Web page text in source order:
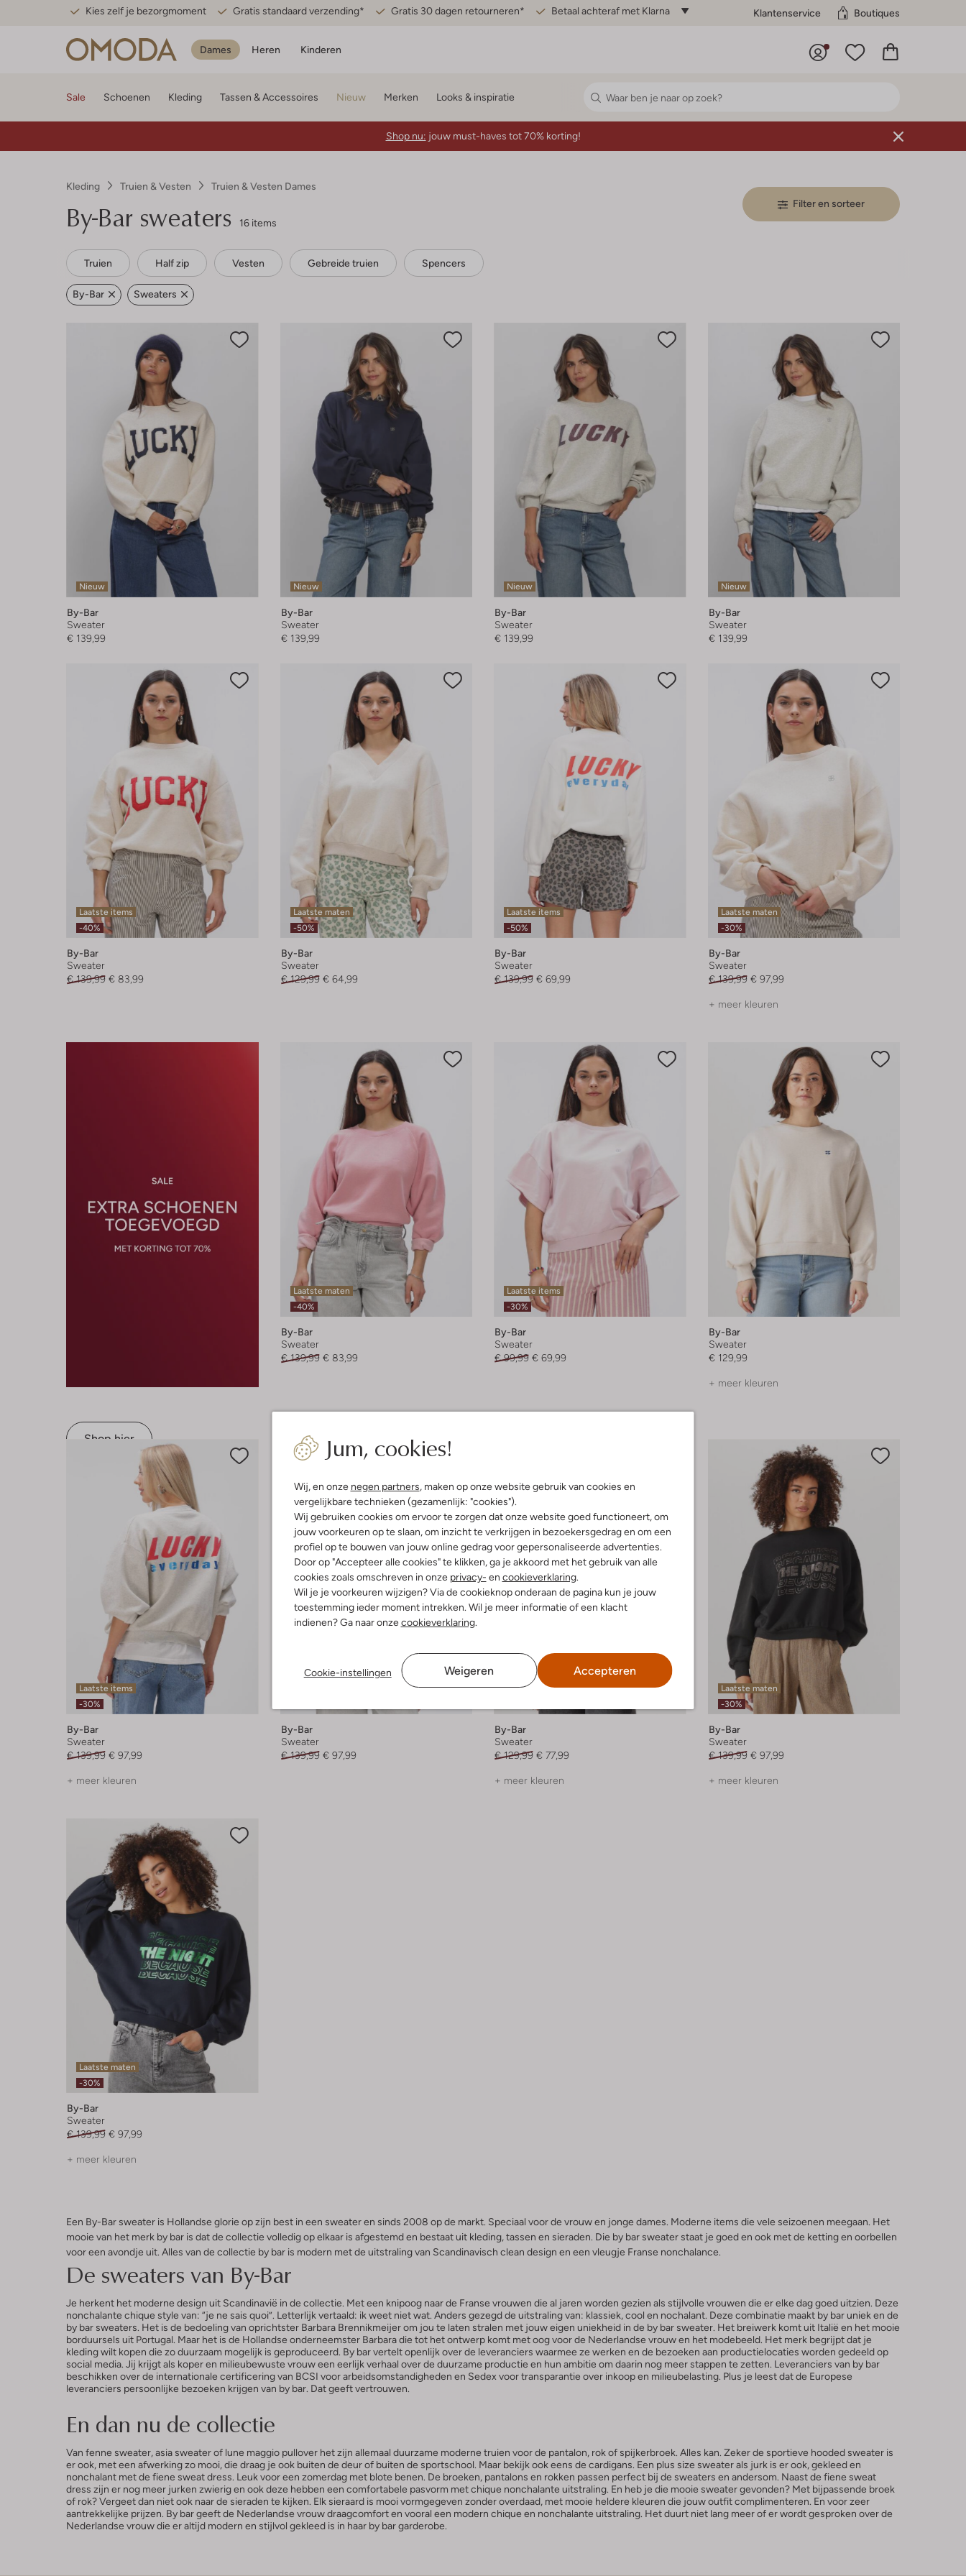
Kies zelf je bezorgmoment Gratis standaard verzending* Gratis 30 dagen retourneren* Betaal achteraf met Klarna Klantenservice Boutiques
Dames Heren Kinderen
Jum, cookies!
Wij, en onze negen partners, maken op onze website gebruik van cookies en
vergelijkbare technieken (gezamenlijk: "cookies").
Wij gebruiken cookies om ervoor te zorgen dat onze website goed functioneert, om
jouw voorkeuren op te slaan, om inzicht te verkrijgen in bezoekersgedrag en om een
profiel op te bouwen van jouw online gedrag voor gepersonaliseerde advertenties.
Door op "Accepteer alle cookies" te klikken, ga je akkoord met het gebruik van alle
cookies zoals omschreven in onze privacy- en cookieverklaring.
Wil je je voorkeuren wijzigen? Via de cookieknop onderaan de pagina kun je jouw
toestemming ieder moment intrekken. Wil je meer informatie of een klacht
indienen? Ga naar onzecookieverklaring.
Cookie-instellingen Weigeren Accepteren
Sale Schoenen Kleding Tassen & Accessoires Nieuw Merken Looks & inspiratie
Shop nu: jouw must-haves tot 70% korting!
Kleding Truien & Vesten Truien & Vesten Dames
By-Bar sweaters 16 items
Filter en sorteer
Truien Half zip Vesten Gebreide truien Spencers
By-Bar Sweaters
Nieuw
By-Bar
Sweater
€ 139,99
Nieuw
By-Bar
Sweater
€ 139,99
Nieuw
By-Bar
Sweater
€ 139,99
Nieuw
By-Bar
Sweater
€ 139,99
Laatste items
-40%
By-Bar
Sweater
€ 139,99 € 83,99
Laatste maten
-50%
By-Bar
Sweater
€ 129,99 € 64,99
Laatste items
-50%
By-Bar
Sweater
€ 139,99 € 69,99
Laatste maten
-30%
By-Bar
Sweater
€ 139,99 € 97,99
+ meer kleuren
Shop hier
Laatste maten
-40%
By-Bar
Sweater
€ 139,99 € 83,99
Laatste items
-30%
By-Bar
Sweater
€ 99,99 € 69,99
By-Bar
Sweater
€ 129,99
+ meer kleuren
Laatste items
-30%
By-Bar
Sweater
€ 139,99 € 97,99
+ meer kleuren
By-Bar
Sweater
€ 139,99 € 97,99
Laatste items
By-Bar
Sweater
€ 129,99 € 77,99
+ meer kleuren
Laatste maten
-30%
By-Bar
Sweater
€ 139,99 € 97,99
+ meer kleuren
Laatste maten
-30%
By-Bar
Sweater
€ 139,99 € 97,99
+ meer kleuren
Een By-Bar sweater is Hollandse glorie op zijn best in een sweater en sinds 2008 op de markt. Speciaal voor de vrouw en jonge dames. Moderne items die vele seizoenen meegaan. Het
mooie van het merk by bar is dat de collectie volledig op elkaar is afgestemd en bestaat uit kleding, tassen en sieraden. Die by bar sweater staat je goed en ook met de ketting en oorbellen
voor een avondje uit. Alles van de collectie by bar is modern met de uitstraling van Scandinavisch clean design en een vleugje Franse nonchalance.
De sweaters van By-Bar
Je herkent het moderne design uit Scandinavië in de collectie. Met een knipoog naar de Franse vrouwen die al jaren worden gezien als stijlvolle vrouwen die er elke dag goed uitzien. Deze
nonchalante chique style van: “je ne sais quoi”. Letterlijk vertaald: ik weet niet wat. Anders gezegd de uitstraling van: klassiek, cool en nochalant. Deze combinatie maakt by bar uniek en de
by bar sweaters. Het is de bedoeling van oprichtster Barbara Brennikmeijer om jou te laten stralen met jouw eigen uniekheid in de by bar sweater. Het breiwerk komt uit Italië en het mooie
borduursels uit Portugal. Maar het is de Hollandse onderneemster Barbara die tot het ontwerp komt met oog voor de Nederlandse vrouw en het modebeeld. Het merk begrijpt dat je
kleding wilt kopen die zo duurzaam mogelijk is geproduceerd. By bar vertelt openlijk over de leveranciers waarmee ze werken en de bezoeken aan productielocaties worden gedeeld op
social media. Jij krijgt als koper en milieubewuste vrouw een eerlijk verhaal over de duurzame productie en hun ambitie om daarin nog meer stappen te zetten. Leveranciers van by bar
beschikken over de internationale certificering van BCSI voor arbeidsomstandigheden en Sedex voor transparantie over inkoop en milieubelasting. Plus je leest dat de Europese
leveranciers persoonlijke bezoeken krijgen van by bar. Dat geeft vertrouwen.
En dan nu de collectie
Van fenne sweater, asia sweater of lune maggio pullover het zijn allemaal duurzame moderne truien voor de pantalon, rok of spijkerbroek. Alles kan. Zeker de sportieve hooded sweater is
er ook, met een afwerking zo mooi, die draag je ook buiten de deur of buiten de sportschool. Maar bekijk ook eens de cardigans. Een plus size sweater als jurk is er ook, gekleed en
nonchalant met de fiene sweat dress. Leuk voor een zomerdag met blote benen. De broeken, pantalons en rokken passen perfect bij de sweaters en andersom. Naast de fiene sweat
dress zijn er nog meer jurken zwierig en ook deze hebben een comfortabele pasvorm met chique nonchalante uitstraling. En heb je die mooie sweater gevonden? Met bijpassende broek
of rok? Vergeet dan niet ook naar de sieraden te kijken. Elk sieraard is mooi vormgegeven zonder overdaad, met mooie heldere kleuren die jouw outfit complimenteren. En voor zeer
aantrekkelijke prijzen. By bar geeft de Nederlandse vrouw draagcomfort en vooral een modern chique en nonchalante uitstraling. Het duurt niet lang meer of er wordt gesproken over de
Nederlandse vrouw die er altijd modern en stijlvol gekleed is in haar by bar garderobe.